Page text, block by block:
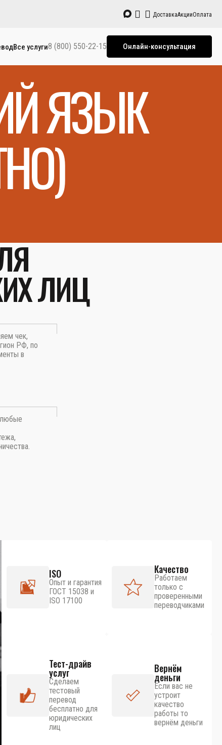
ДоставкаАкцииОплата
Все услуги8 (800) 550-22-15 Онлайн-консультация
ЯЗЫК
ЛИЦ
чек,
РФ, по
в
ISO
Опыт и гарантия
ГОСТ 15038 и
ISO 17100
Качество
Работаем
только с
проверенными
переводчиками
Тест-драйв
услуг
Сделаем
тестовый
перевод
бесплатно для
юридических
лиц
Вернём
деньги
Если вас не
устроит
качество
работы то
вернём деньги